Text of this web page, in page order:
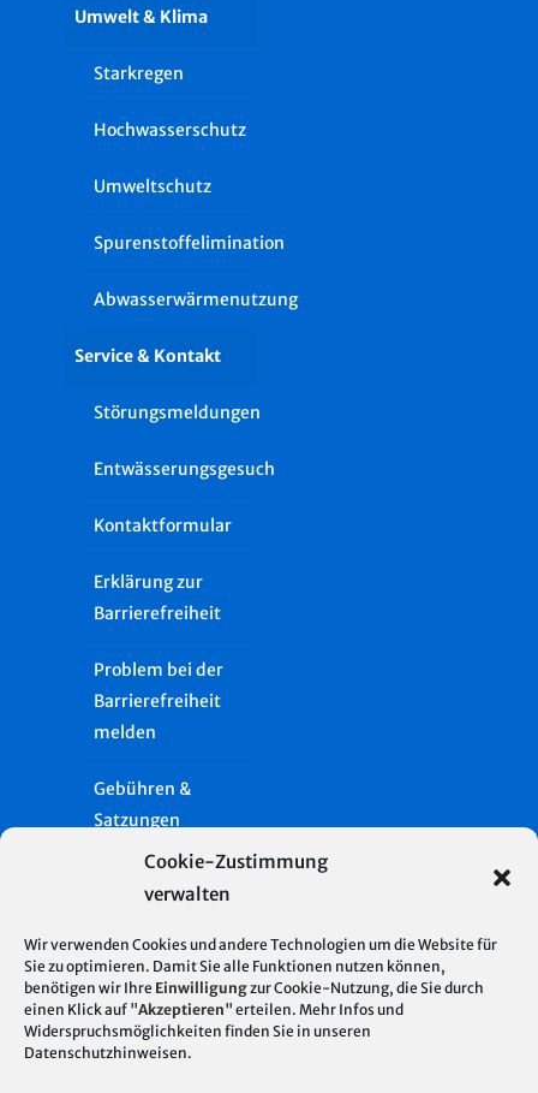
Cookie-Zustimmung
verwalten
Wir verwenden Cookies und andere Technologien um die Website für
Sie zu optimieren. Damit Sie alle Funktionen nutzen können,
benötigen wir Ihre Einwilligungzur Cookie-Nutzung, die Sie durch
einen Klick auf "Akzeptieren" erteilen. Mehr Infos und
Widerspruchsmöglichkeiten finden Sie in unseren
Datenschutzhinweisen.
Umwelt & Klima
Starkregen
Hochwasserschutz
Umweltschutz
Spurenstoffelimination
Abwasserwärmenutzung
Service & Kontakt
Störungsmeldungen
Entwässerungsgesuch
Kontaktformular
Erklärung zur
Barrierefreiheit
Problem bei der
Barrierefreiheit
melden
Gebühren &
Satzungen
Glossar
Impressum
© 2026
Stadtentwässerung
Server Standort
Deutschland